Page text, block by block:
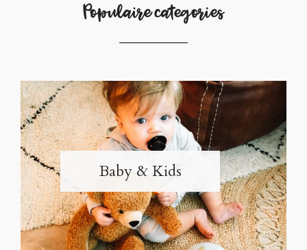
Populaire categories
Baby & Kids